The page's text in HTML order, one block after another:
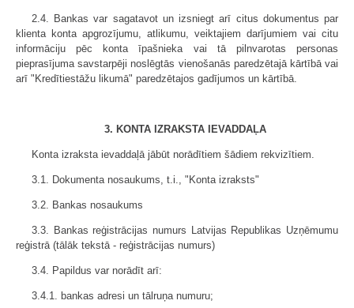
2.4. Bankas var sagatavot un izsniegt arī citus dokumentus par
klienta konta apgrozījumu, atlikumu, veiktajiem darījumiem vai citu
informāciju pēc konta īpašnieka vai tā pilnvarotas personas
pieprasījuma savstarpēji noslēgtās vienošanās paredzētajā kārtībā vai
arī "Kredītiestāžu likumā" paredzētajos gadījumos un kārtībā.
3. KONTA IZRAKSTA IEVADDAĻA
Konta izraksta ievaddaļā jābūt norādītiem šādiem rekvizītiem.
3.1. Dokumenta nosaukums, t.i., "Konta izraksts"
3.2. Bankas nosaukums
3.3. Bankas reģistrācijas numurs Latvijas Republikas Uzņēmumu
reģistrā (tālāk tekstā - reģistrācijas numurs)
3.4. Papildus var norādīt arī:
3.4.1. bankas adresi un tālruņa numuru;